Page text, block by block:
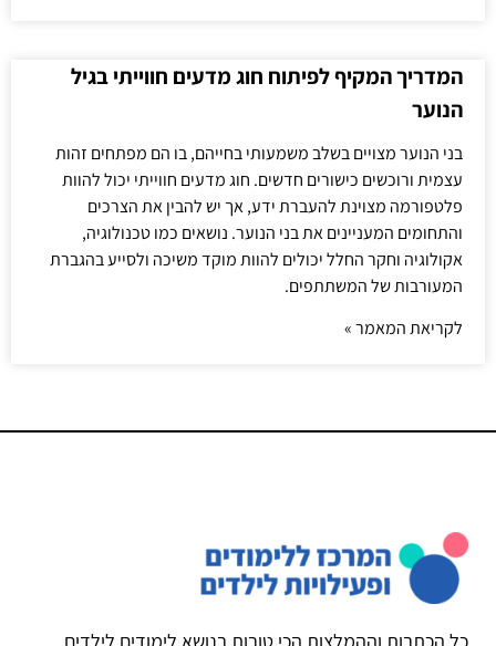
המדריך המקיף לפיתוח חוג מדעים חווייתי בגיל
הנוער
בני הנוער מצויים בשלב משמעותי בחייהם, בו הם מפתחים זהות
עצמית ורוכשים כישורים חדשים. חוג מדעים חווייתי יכול להוות
פלטפורמה מצוינת להעברת ידע, אך יש להבין את הצרכים
והתחומים המעניינים את בני הנוער. נושאים כמו טכנולוגיה,
אקולוגיה וחקר החלל יכולים להוות מוקד משיכה ולסייע בהגברת
המעורבות של המשתתפים.
לקריאת המאמר »
כל הכתבות וההמלצות הכי טובות בנושא לימודים לילדים,